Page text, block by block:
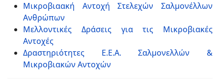
Μικροβιαακή Αντοχή Στελεχών Σαλμονέλλων
Ανθρώπων
Μελλοντικές Δράσεις για τις Μικροβιακές
Αντοχές
Δραστηριότητες Ε.Ε.Α. Σαλμονελλών &
Μικροβιακών Αντοχών